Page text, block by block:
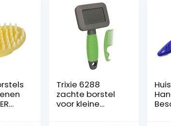
Trixie 6288
zachte borstel
voor kleine